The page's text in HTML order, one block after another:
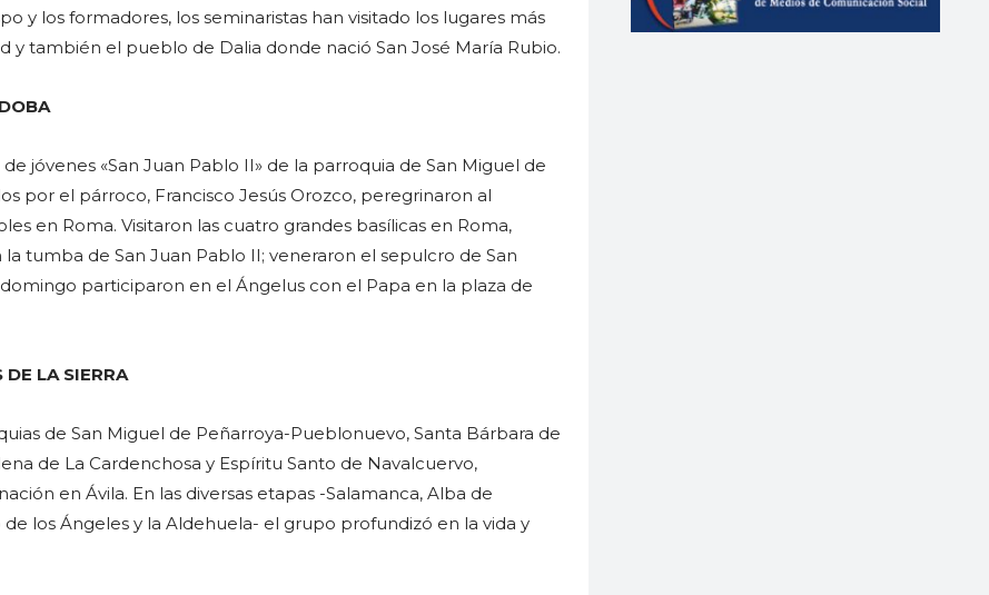
y los formadores, los seminaristas han visitado los lugares más
y también el pueblo de Dalia donde nació San José María Rubio.
jóvenes «San Juan Pablo II» de la parroquia de San Miguel de
por el párroco, Francisco Jesús Orozco, peregrinaron al
en Roma. Visitaron las cuatro grandes basílicas en Roma,
tumba de San Juan Pablo II; veneraron el sepulcro de San
domingo participaron en el Ángelus con el Papa en la plaza de
DE LA SIERRA
de San Miguel de Peñarroya-Pueblonuevo, Santa Bárbara de
de La Cardenchosa y Espíritu Santo de Navalcuervo,
en Ávila. En las diversas etapas -Salamanca, Alba de
de los Ángeles y la Aldehuela- el grupo profundizó en la vida y